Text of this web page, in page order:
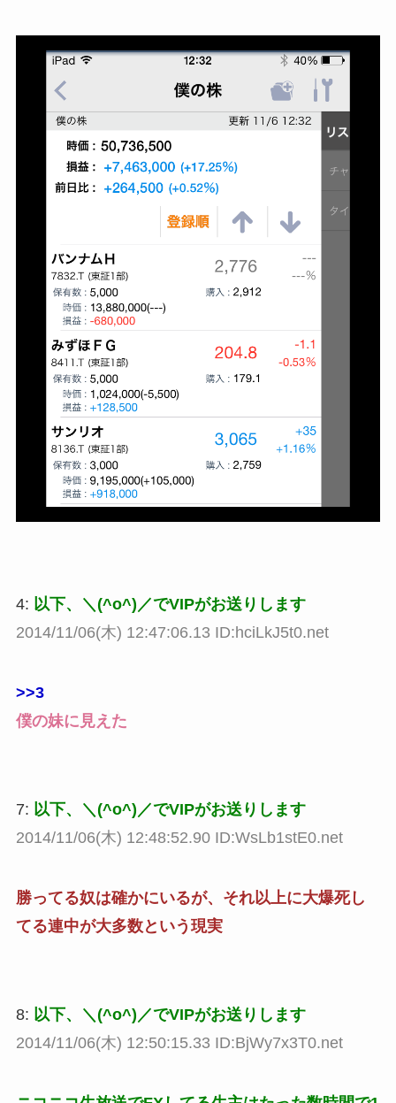
4: 以下、＼(^o^)／でVIPがお送りします
2014/11/06(木) 12:47:06.13 ID:hciLkJ5t0.net
>>3
僕の妹に見えた
7: 以下、＼(^o^)／でVIPがお送りします
2014/11/06(木) 12:48:52.90 ID:WsLb1stE0.net
勝ってる奴は確かにいるが、それ以上に大爆死し
てる連中が大多数という現実
8: 以下、＼(^o^)／でVIPがお送りします
2014/11/06(木) 12:50:15.33 ID:BjWy7x3T0.net